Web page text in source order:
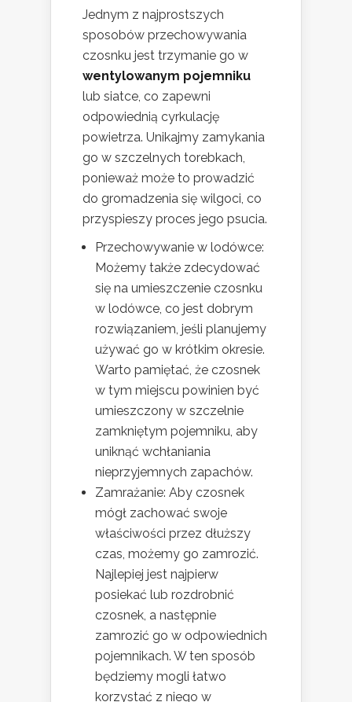
Jednym z najprostszych
sposobów przechowywania
czosnku jest trzymanie go w
wentylowanym pojemniku
lub siatce, co zapewni
odpowiednią cyrkulację
powietrza. Unikajmy zamykania
go w szczelnych torebkach,
ponieważ może to prowadzić
do gromadzenia się wilgoci, co
przyspieszy proces jego psucia.
Przechowywanie w lodówce:
Możemy także zdecydować
się na umieszczenie czosnku
w lodówce, co jest dobrym
rozwiązaniem, jeśli planujemy
używać go w krótkim okresie.
Warto pamiętać, że czosnek
w tym miejscu powinien być
umieszczony w szczelnie
zamkniętym pojemniku, aby
uniknąć wchłaniania
nieprzyjemnych zapachów.
Zamrażanie: Aby czosnek
mógł zachować swoje
właściwości przez dłuższy
czas, możemy go zamrozić.
Najlepiej jest najpierw
posiekać lub rozdrobnić
czosnek, a następnie
zamrozić go w odpowiednich
pojemnikach. W ten sposób
będziemy mogli łatwo
korzystać z niego w